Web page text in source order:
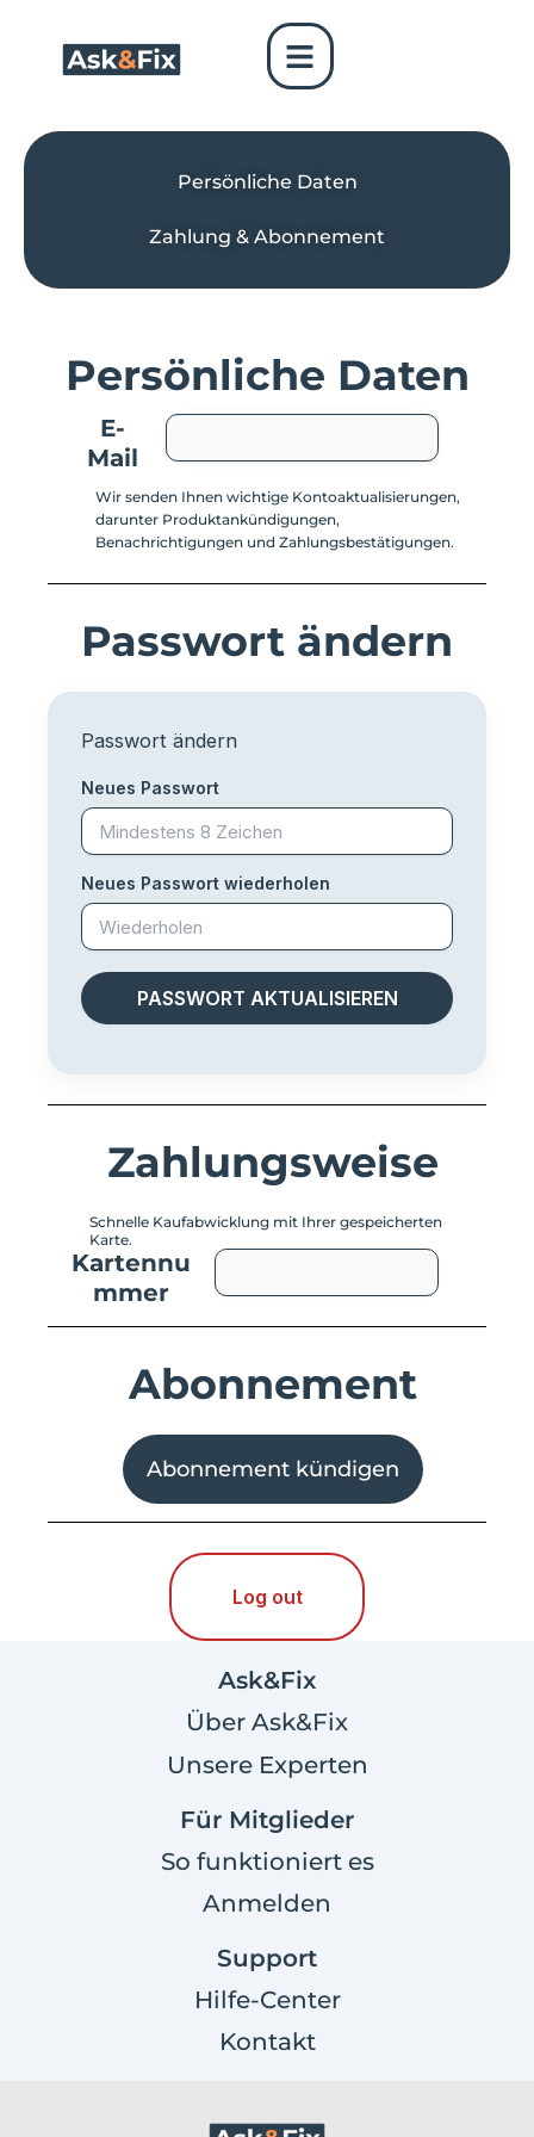
content
Persönliche Daten
Zahlung & Abonnement
Persönliche Daten
E-
Mail
Wir senden Ihnen wichtige Kontoaktualisierungen,
darunter Produktankündigungen,
Benachrichtigungen und Zahlungsbestätigungen.
Passwort ändern
Passwort ändern
Neues Passwort
Neues Passwort wiederholen
PASSWORT AKTUALISIEREN
Zahlungsweise
Schnelle Kaufabwicklung mit Ihrer gespeicherten
Karte.
Kartennu
mmer
Abonnement
Abonnement kündigen
Log out
Ask&Fix
Über Ask&Fix
Unsere Experten
Für Mitglieder
So funktioniert es
Anmelden
Support
Hilfe-Center
Kontakt